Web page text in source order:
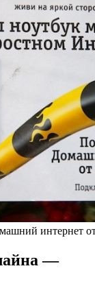
интернет
—